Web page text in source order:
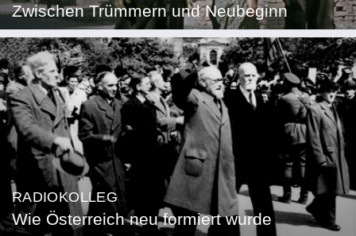
Zwischen Trümmern und Neubeginn
RADIOKOLLEG
Wie Österreich neu formiert wurde